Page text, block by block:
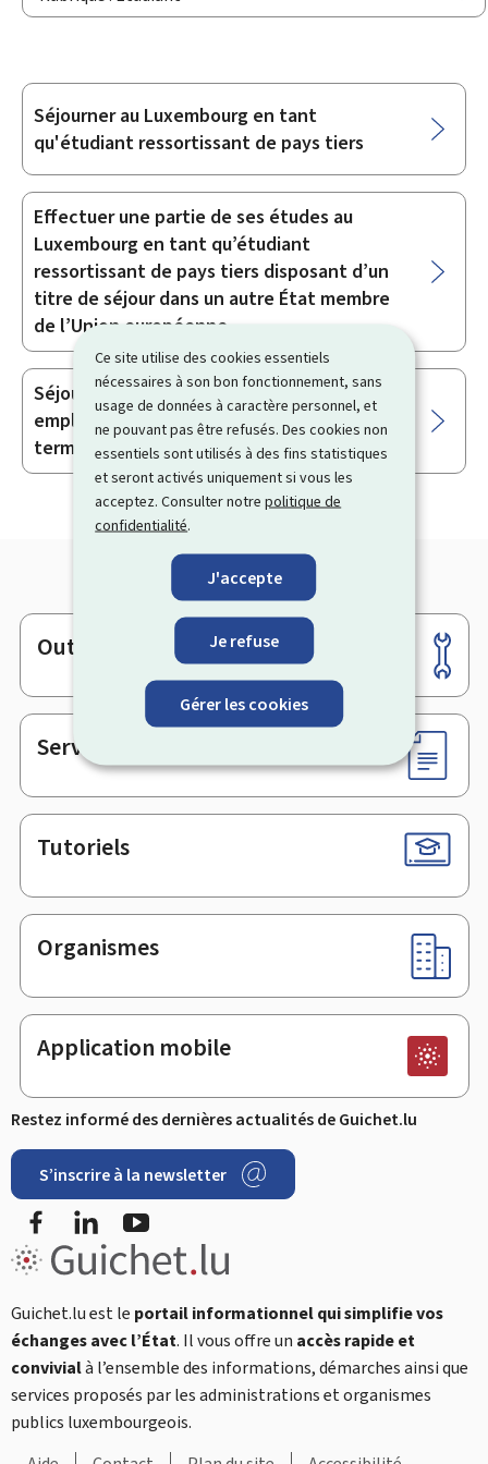
Ce site utilise des cookies essentiels
nécessaires à son bon fonctionnement, sans
usage de données à caractère personnel, et
ne pouvant pas être refusés. Des cookies non
essentiels sont utilisés à des fins statistiques
et seront activés uniquement si vous les
acceptez. Consulter notrepolitique de
confidentialité.
J'accepte
Je refuse
Gérer les cookies
Sous-
rubriques
Séjourner au Luxembourg en tant
qu'étudiant ressortissant de pays tiers
Effectuer une partie de ses études au
Luxembourg en tant qu’étudiant
ressortissant de pays tiers disposant d’un
titre de séjour dans un autre État membre
de l’Union européenne
Séjourner au Luxembourg pour trouver un
emploi ou créer une entreprise après avoir
terminé ses études
Pied
de
page
Outils
Services en ligne & Formulaires
Tutoriels
Organismes
Application mobile
Restez informé des dernières actualités de Guichet.lu
S’inscrire à la newsletter
FacebookLinkedIn
Guichet.lu est le portail informationnel qui simplifie vos
échanges avec l’État. Il vous offre un accès rapide et
convivialà l’ensemble des informations, démarches ainsi que
services proposés par les administrations et organismes
publics luxembourgeois.